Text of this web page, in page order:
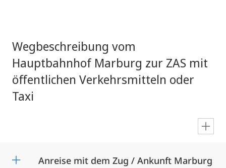
Wegbeschreibung vom
Hauptbahnhof Marburg zur ZAS mit
öffentlichen Verkehrsmitteln oder
Taxi
Anreise mit dem Zug / Ankunft Marburg